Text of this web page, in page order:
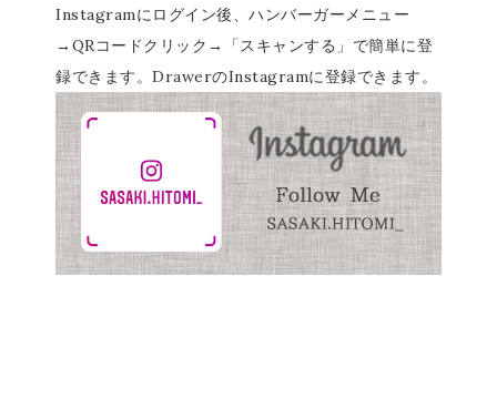
Instagramにログイン後、ハンバーガーメニュー
→QRコードクリック→「スキャンする」で簡単に登
録できます。DrawerのInstagramに登録できます。